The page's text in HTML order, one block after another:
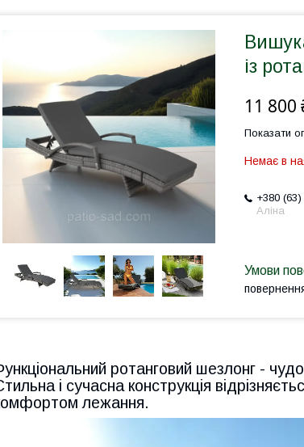
із
11 800
Показати
Немає в
+380
Аліна
ротанговий шезлонг -
і сучасна конструкція
лежання.